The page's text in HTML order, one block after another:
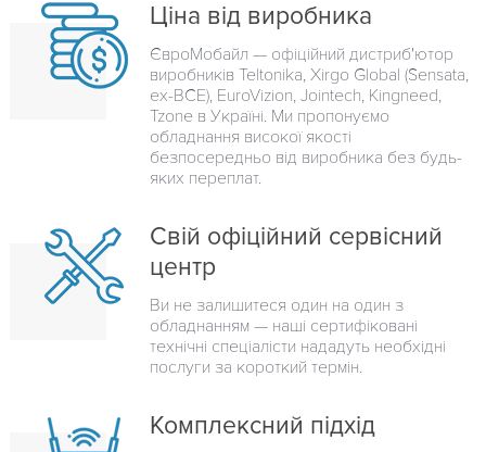
Ціна від виробника
ЄвроМобайл — офіційний дистриб'ютор
виробників Teltonika, Xirgo Global (Sensata,
ex-BCE), EuroVizion, Jointech, Kingneed,
Tzone в Україні. Ми пропонуємо
обладнання високої якості
безпосередньо від виробника без будь-
яких переплат.
Свій офіційний сервісний
центр
Ви не залишитеся один на один з
обладнанням — наші сертифіковані
технічні спеціалісти нададуть необхідні
послуги за короткий термін.
Комплексний підхід